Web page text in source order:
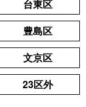
台東区
豊島区
文京区
23区外